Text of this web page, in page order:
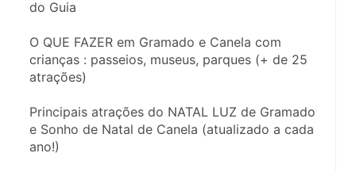
do Guia
O QUE FAZER em Gramado e Canela com
crianças : passeios, museus, parques (+ de 25
atrações)
Principais atrações do NATAL LUZ de Gramado
e Sonho de Natal de Canela (atualizado a cada
ano!)